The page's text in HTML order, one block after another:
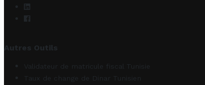
Autres Outils
Validateur de matricule fiscal Tunisie
Taux de change de Dinar Tunisien